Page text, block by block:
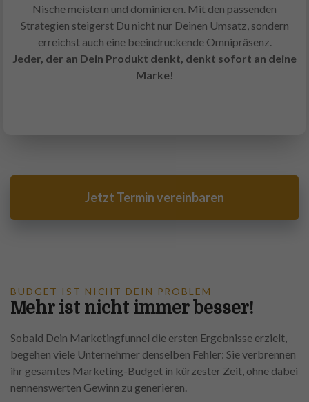
Nische meistern und dominieren. Mit den passenden
Strategien steigerst Du nicht nur Deinen Umsatz, sondern
erreichst auch eine beeindruckende Omnipräsenz.
Jeder, der an Dein Produkt denkt, denkt sofort an deine
Marke!
Jetzt Termin vereinbaren
BUDGET IST NICHT DEIN PROBLEM
Mehr ist nicht immer besser!
Sobald Dein Marketingfunnel die ersten Ergebnisse erzielt,
begehen viele Unternehmer denselben Fehler: Sie verbrennen
ihr gesamtes Marketing-Budget in kürzester Zeit, ohne dabei
nennenswerten Gewinn zu generieren.